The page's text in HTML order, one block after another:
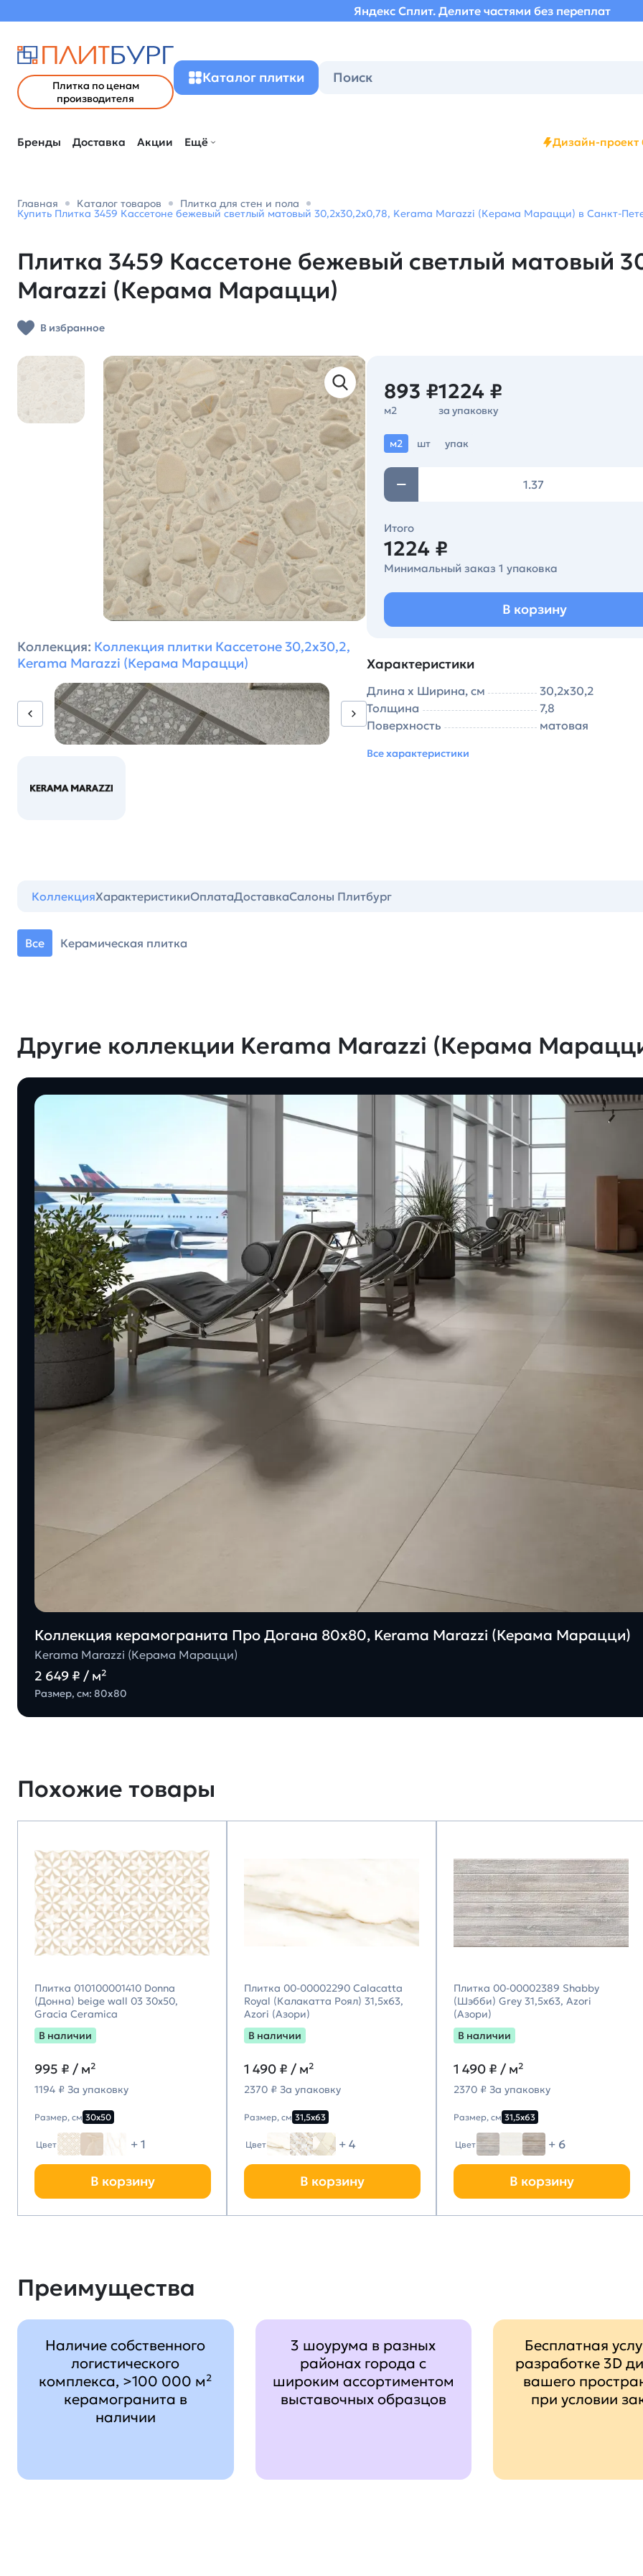
Яндекс Сплит. Делите частями без переплат
Плитка по ценам
производителя
Каталог плитки
Бренды Доставка Акции Ещё Дизайн-проект
Главная Каталог товаров Плитка для стен и пола
Купить Плитка 3459 Кассетоне бежевый светлый матовый 30,2x30,2x0,78, Kerama Marazzi (Керама Марацци) в Санкт-
Плитка 3459 Кассетоне бежевый светлый матовый
Marazzi (Керама Марацци)
В избранное
Коллекция: Коллекция плитки Кассетоне 30,2х30,2,
Kerama Marazzi (Керама Марацци)
893 ₽
м2
1224 ₽
за упаковку
м2 шт упак
Итого
1224 ₽
Минимальный заказ 1 упаковка
В корзину
Характеристики
Длина х Ширина, см
30,2х30,2
Толщина
7,8
Поверхность
матовая
Все характеристики
КоллекцияХарактеристикиОплатаДоставкаСалоны Плитбург
Все Керамическая плитка
Другие коллекции Kerama Marazzi (Керама
Коллекция керамогранита Про Догана 80х80, Kerama Marazzi (Керама Марацци)
Kerama Marazzi (Керама Марацци)
2 649 ₽ / м²
Размер, см: 80х80
Похожие товары
Плитка 010100001410 Donna
(Донна) beige wall 03 30х50,
Gracia Ceramica
В наличии
995 ₽ / м²
1194 ₽ За упаковку
Размер, см 30х50
Цвет + 1
В корзину
Плитка 00-00002290 Calacatta
Royal (Калакатта Роял) 31,5х63,
Azori (Азори)
В наличии
1 490 ₽ / м²
2370 ₽ За упаковку
Размер, см 31,5х63
Цвет + 4
В корзину
Плитка 00-00002389 Shabby
(Шэбби) Grey 31,5х63, Azori
(Азори)
В наличии
1 490 ₽ / м²
2370 ₽ За упаковку
Размер, см 31,5х63
Цвет + 6
В корзину
Преимущества
Наличие собственного
логистического
комплекса, >100 000 м²
керамогранита в
наличии
3 шоурума в разных
районах города с
широким ассортиментом
выставочных образцов
Бесплатная
разработке 3D
вашего
при условии